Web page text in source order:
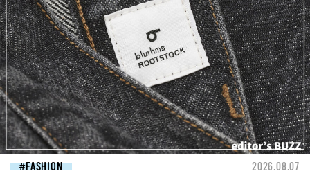
FASHION 2026.08.07